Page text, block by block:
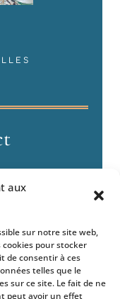
aux
sur notre site web,
pour stocker
de consentir à ces
telles que le
sur ce site. Le fait de ne
peut avoir un effet
informés